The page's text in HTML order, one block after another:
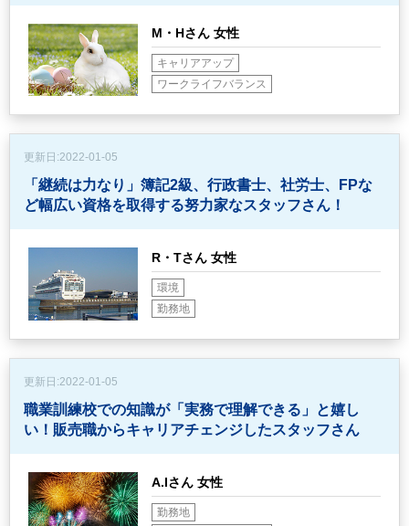
M・Hさん 女性
キャリアアップ
ワークライフバランス
更新日:2022-01-05
「継続は力なり」簿記2級、行政書士、社労士、FPな
ど幅広い資格を取得する努力家なスタッフさん！
R・Tさん 女性
環境
勤務地
更新日:2022-01-05
職業訓練校での知識が「実務で理解できる」と嬉し
い！ 販売職からキャリアチェンジしたスタッフさん
A.Iさん 女性
勤務地